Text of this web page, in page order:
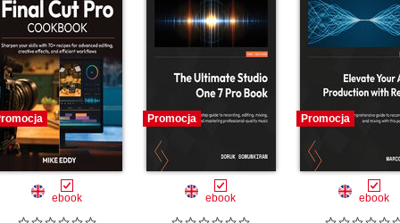
ebook
Promocja
ebook
Promocja
ebook